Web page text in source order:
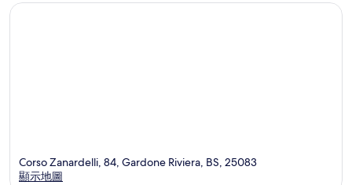
Corso Zanardelli, 84, Gardone Riviera, BS, 25083
顯示地圖